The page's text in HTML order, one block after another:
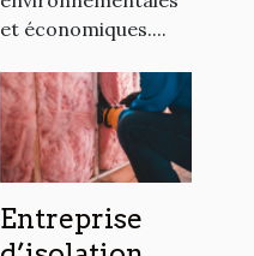
et économiques....
Entreprise